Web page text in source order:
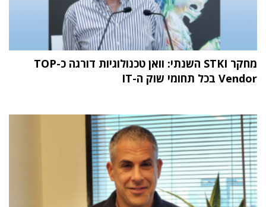
מחקר STKI השנתי: וואן טכנולוגיות דורגה כ-TOP
Vendor בכל תחומי שוק ה-IT